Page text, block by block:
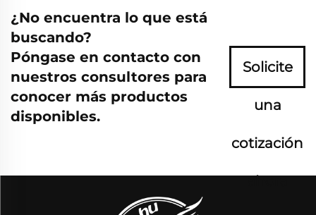
¿No encuentra lo que está
buscando?
Póngase en contacto con
nuestros consultores para
conocer más productos
disponibles.
Solicite
una
cotización
ahora